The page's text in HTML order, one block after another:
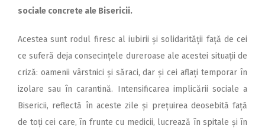
sociale concrete ale Bisericii.
Acestea sunt rodul firesc al iubirii și solidarității față de cei
ce suferă deja consecințele dureroase ale acestei situații de
criză: oamenii vârstnici și săraci, dar și cei aflați temporar în
izolare sau în carantină. Intensificarea implicării sociale a
Bisericii, reflectă în aceste zile și prețuirea deosebită față
de toți cei care, în frunte cu medicii, lucrează în spitale și în